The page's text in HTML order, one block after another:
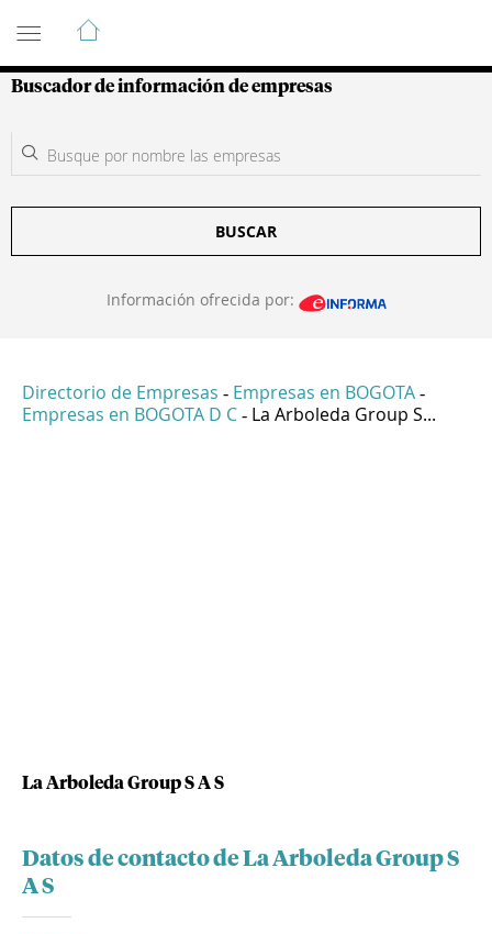
Guía de Empresas Colombianas
Buscador de información de empresas
BUSCAR
Información ofrecida por:
Directorio de Empresas - Empresas en BOGOTA -
Empresas en BOGOTA D C - La Arboleda Group S...
La Arboleda Group S A S
Datos de contacto de La Arboleda Group S
A S